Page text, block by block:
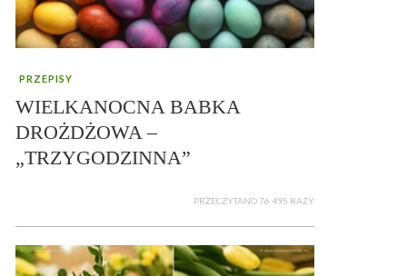
PRZEPISY
WIELKANOCNA BABKA
DROŻDŻOWA –
„TRZYGODZINNA”
PRZECZYTANO 76 495 RAZY